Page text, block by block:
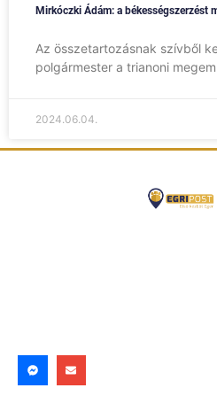
Mirkóczki Ádám: a békességszerzést
Az összetartozásnak szívből
polgármester a trianoni
2024.06.04.